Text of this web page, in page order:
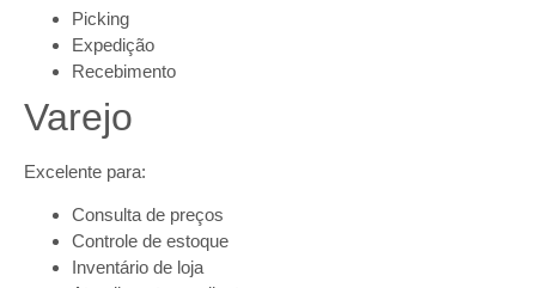
Picking
Expedição
Recebimento
Varejo
Excelente para:
Consulta de preços
Controle de estoque
Inventário de loja